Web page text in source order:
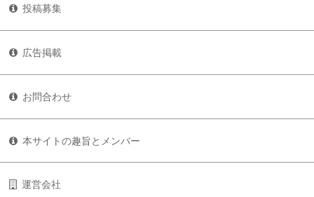
投稿募集
広告掲載
お問合わせ
本サイトの趣旨とメンバー
運営会社